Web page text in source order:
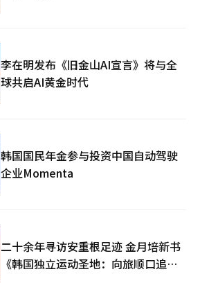
李在明发布《旧金山AI宣言》将与全
球共启AI黄金时代
韩国国民年金参与投资中国自动驾驶
企业Momenta
二十余年寻访安重根足迹 金月培新书
《韩国独立运动圣地：向旅顺口追问